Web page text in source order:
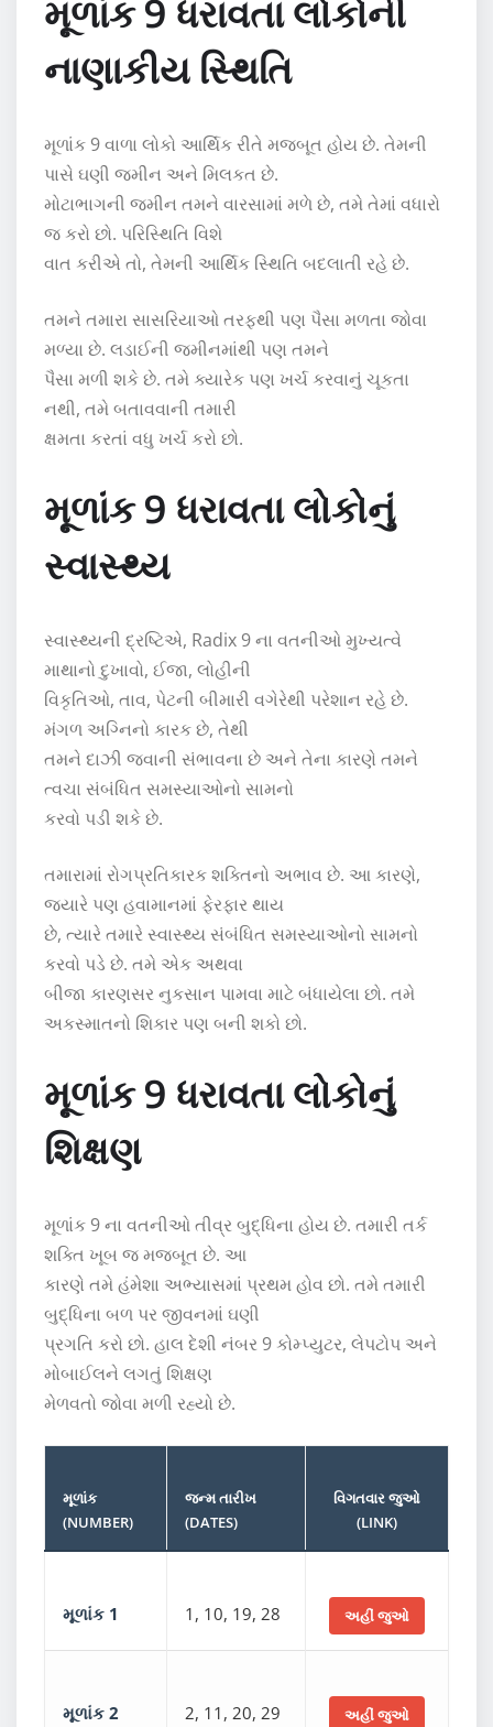
મૂળાંક 9 ધરાવતા લોકોની
નાણાકીય સ્થિતિ
મૂળાંક 9 વાળા લોકો આર્થિક રીતે મજબૂત હોય છે. તેમની
પાસે ઘણી જમીન અને મિલકત છે.
મોટાભાગની જમીન તમને વારસામાં મળે છે, તમે તેમાં વધારો
જ કરો છો. પરિસ્થિતિ વિશે
વાત કરીએ તો, તેમની આર્થિક સ્થિતિ બદલાતી રહે છે.
તમને તમારા સાસરિયાઓ તરફથી પણ પૈસા મળતા જોવા
મળ્યા છે. લડાઈની જમીનમાંથી પણ તમને
પૈસા મળી શકે છે. તમે ક્યારેક પણ ખર્ચ કરવાનું ચૂકતા
નથી, તમે બતાવવાની તમારી
ક્ષમતા કરતાં વધુ ખર્ચ કરો છો.
મૂળાંક 9 ધરાવતા લોકોનું
સ્વાસ્થ્ય
સ્વાસ્થ્યની દ્રષ્ટિએ, Radix 9 ના વતનીઓ મુખ્યત્વે
માથાનો દુખાવો, ઈજા, લોહીની
વિકૃતિઓ, તાવ, પેટની બીમારી વગેરેથી પરેશાન રહે છે.
મંગળ અગ્નિનો કારક છે, તેથી
તમને દાઝી જવાની સંભાવના છે અને તેના કારણે તમને
ત્વચા સંબંધિત સમસ્યાઓનો સામનો
કરવો પડી શકે છે.
તમારામાં રોગપ્રતિકારક શક્તિનો અભાવ છે. આ કારણે,
જ્યારે પણ હવામાનમાં ફેરફાર થાય
છે, ત્યારે તમારે સ્વાસ્થ્ય સંબંધિત સમસ્યાઓનો સામનો
કરવો પડે છે. તમે એક અથવા
બીજા કારણસર નુકસાન પામવા માટે બંધાયેલા છો. તમે
અકસ્માતનો શિકાર પણ બની શકો છો.
મૂળાંક 9 ધરાવતા લોકોનું
શિક્ષણ
મૂળાંક 9 ના વતનીઓ તીવ્ર બુદ્ધિના હોય છે. તમારી તર્ક
શક્તિ ખૂબ જ મજબૂત છે. આ
કારણે તમે હંમેશા અભ્યાસમાં પ્રથમ હોવ છો. તમે તમારી
બુદ્ધિના બળ પર જીવનમાં ઘણી
પ્રગતિ કરો છો. હાલ દેશી નંબર 9 કોમ્પ્યુટર, લેપટોપ અને
મોબાઈલને લગતું શિક્ષણ
મેળવતો જોવા મળી રહ્યો છે.
મૂળાંક
(NUMBER)
જન્મ તારીખ
(DATES)
વિગતવાર જુઓ
(LINK)
મૂળાંક 1 1, 10, 19, 28 અહીં જુઓ
મૂળાંક 2 2, 11, 20, 29 અહીં જુઓ